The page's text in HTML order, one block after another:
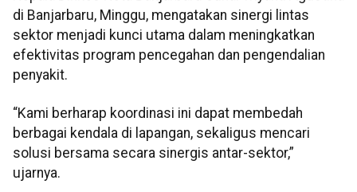
di Banjarbaru, Minggu, mengatakan sinergi lintas
sektor menjadi kunci utama dalam meningkatkan
efektivitas program pencegahan dan pengendalian
penyakit.
“Kami berharap koordinasi ini dapat membedah
berbagai kendala di lapangan, sekaligus mencari
solusi bersama secara sinergis antar-sektor,”
ujarnya.